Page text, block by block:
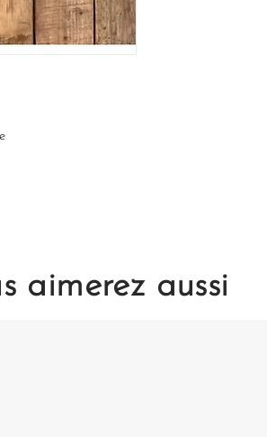
aimerez aussi